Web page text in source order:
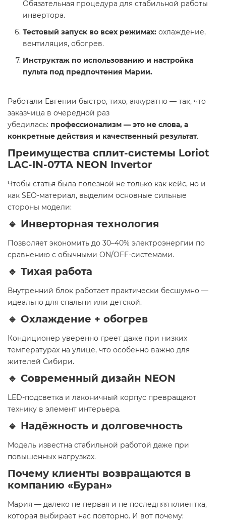
Обязательная процедура для стабильной работы
инвертора.
Тестовый запуск во всех режимах: охлаждение,
вентиляция, обогрев.
Инструктаж по использованию и настройка
пульта под предпочтения Марии.
Работали Евгении быстро, тихо, аккуратно — так, что
заказчица в очередной раз
убедилась: профессионализм — это не слова, а
конкретные действия и качественный результат.
Преимущества сплит-системы Loriot
LAC-IN-07TA NEON Invertor
Чтобы статья была полезной не только как кейс, но и
как SEO-материал, выделим основные сильные
стороны модели:
🔹 Инверторная технология
Позволяет экономить до 30–40% электроэнергии по
сравнению с обычными ON/OFF-системами.
🔹 Тихая работа
Внутренний блок работает практически бесшумно —
идеально для спальни или детской.
🔹 Охлаждение + обогрев
Кондиционер уверенно греет даже при низких
температурах на улице, что особенно важно для
жителей Сибири.
🔹 Современный дизайн NEON
LED-подсветка и лаконичный корпус превращают
технику в элемент интерьера.
🔹 Надёжность и долговечность
Модель известна стабильной работой даже при
повышенных нагрузках.
Почему клиенты возвращаются в
компанию «Буран»
Мария — далеко не первая и не последняя клиентка,
которая выбирает нас повторно. И вот почему: